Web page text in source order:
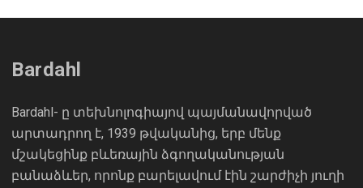
Bardahl
Bardahl- ը տեխնոլոգիայով պայմանավորված
արտադրող է, 1939 թվականից, երբ մենք
մշակեցինք բևեռային ձգողականության
բանաձևեր, որոնք բարելավում էին շարժիչի յուղի